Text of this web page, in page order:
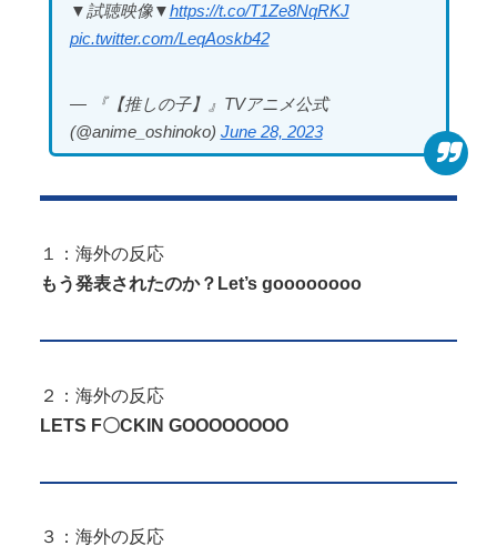
▼試聴映像▼https://t.co/T1Ze8NqRKJ
pic.twitter.com/LeqAoskb42
— 『【推しの子】』TVアニメ公式
(@anime_oshinoko) June 28, 2023
１：海外の反応
もう発表されたのか？Let’s goooooooo
２：海外の反応
LETS F〇CKIN GOOOOOOOO
３：海外の反応